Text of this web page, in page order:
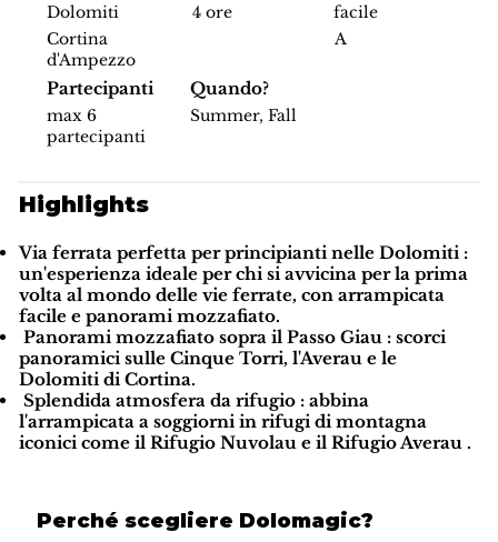
Dolomiti
Cortina
d'Ampezzo
4 ore
facile
A
Partecipanti
max 6
partecipanti
Quando?
Summer, Fall
Highlights
Via ferrata perfetta per principianti nelle Dolomiti:
un'esperienza ideale per chi si avvicina per la prima
volta al mondo delle vie ferrate, con arrampicata
facile e panorami mozzafiato.
Panorami mozzafiato sopra il Passo Giau: scorci
panoramici sulle Cinque Torri, l'Averau e le
Dolomiti di Cortina.
Splendida atmosfera da rifugio: abbina
l'arrampicata a soggiorni in rifugi di montagna
iconici come il Rifugio Nuvolaue il Rifugio Averau.
Perché scegliere Dolomagic?